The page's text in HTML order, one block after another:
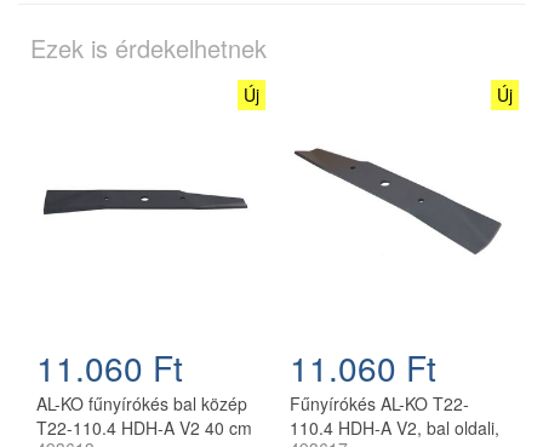
Ezek is érdekelhetnek
Új
11.060 Ft
AL-KO fűnyírókés bal közép
T22-110.4 HDH-A V2 40 cm
Új
11.060 Ft
Fűnyírókés AL-KO T22-
110.4 HDH-A V2, bal oldali,